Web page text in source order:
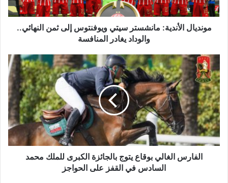
النهائي..
والوداد
يغادرمونديال الأندية: مانشستر سيتي ويوفنتوس إلى ثمن النهائي..
والوداد يغادر المنافسة
الفارس
الغالي
بوقاع
يتوج
بالجائزة
الكبرى
للملك
محمد
السادس
الفارس الغالي بوقاع يتوج بالجائزة الكبرى للملك محمد
السادس في القفز على الحواجز